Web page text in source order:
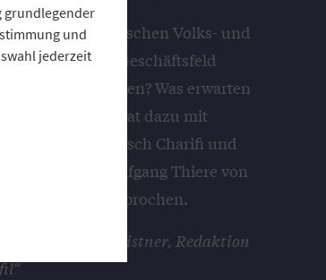
die bayerischen Volks- und
im Geschäftsfeld
Banking wachsen? Was erwarten
„Profil“ hat dazu mit
Arasch Charifi und
Leiter Bayern Wolfgang Thiere von
Privatbank gesprochen.
Florian Christner, Redaktion
grundlegender
und
jederzeit